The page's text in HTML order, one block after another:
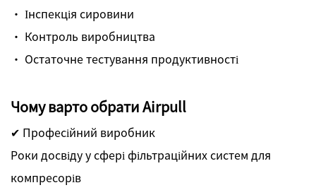
· Інспекція сировини
· Контроль виробництва
· Остаточне тестування продуктивності
Чому варто обрати Airpull
✔ Професійний виробник
Роки досвіду у сфері фільтраційних систем для
компресорів